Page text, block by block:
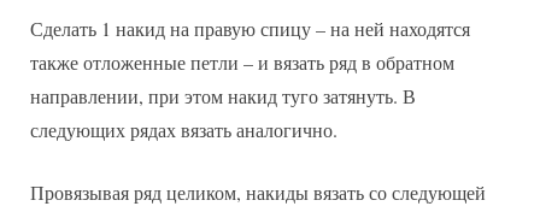
Сделать 1 накид на правую спицу – на ней находятся
также отложенные петли – и вязать ряд в обратном
направлении, при этом накид туго затянуть. В
следующих рядах вязать аналогично.
Провязывая ряд целиком, накиды вязать со следующей